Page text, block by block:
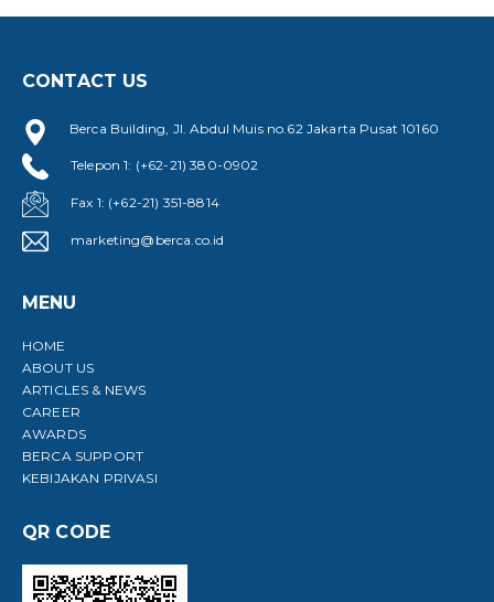
CONTACT US
Berca Building, Jl. Abdul Muis no.62 Jakarta Pusat 10160
Telepon 1: (+62-21) 380-0902
Fax 1: (+62-21) 351-8814
marketing@berca.co.id
MENU
HOME
ABOUT US
ARTICLES & NEWS
CAREER
AWARDS
BERCA SUPPORT
KEBIJAKAN PRIVASI
QR CODE